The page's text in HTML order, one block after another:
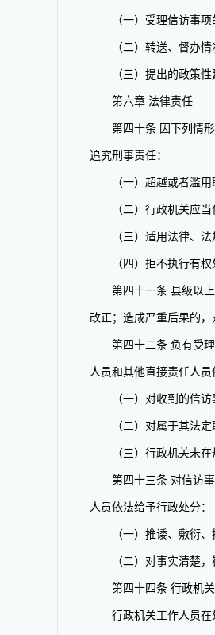
（一）受理信访事项的
（二）转送、督办情
（三）提出的政策性
第六章 法律责任
第四十条 因下列情形
追究刑事责任：
（一）超越或者滥用
（二）行政机关应当
（三）适用法律、法规
（四）拒不执行有权处
第四十一条 县级以上
改正；造成严重后果的
第四十二条 负有受理
人员和其他直接责任人员
（一）对收到的信访
（二）对属于其法定
（三）行政机关未在规
第四十三条 对信访事
人员依法给予行政处分：
（一）推诿、敷衍、拖
（二）对事实清楚，符
第四十四条 行政机关
行政机关工作人员在处